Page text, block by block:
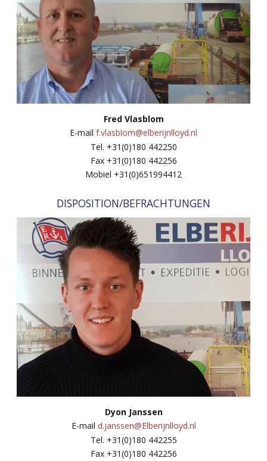
Fred Vlasblom
E-mail f.vlasblom@elberijnlloyd.nl
Tel. +31(0)180 442250
Fax +31(0)180 442256
Mobiel +31(0)651994412
DISPOSITION/BEFRACHTUNGEN
Dyon Janssen
E-mail d.janssen@Elberijnlloyd.nl
Tel. +31(0)180 442255
Fax +31(0)180 442256